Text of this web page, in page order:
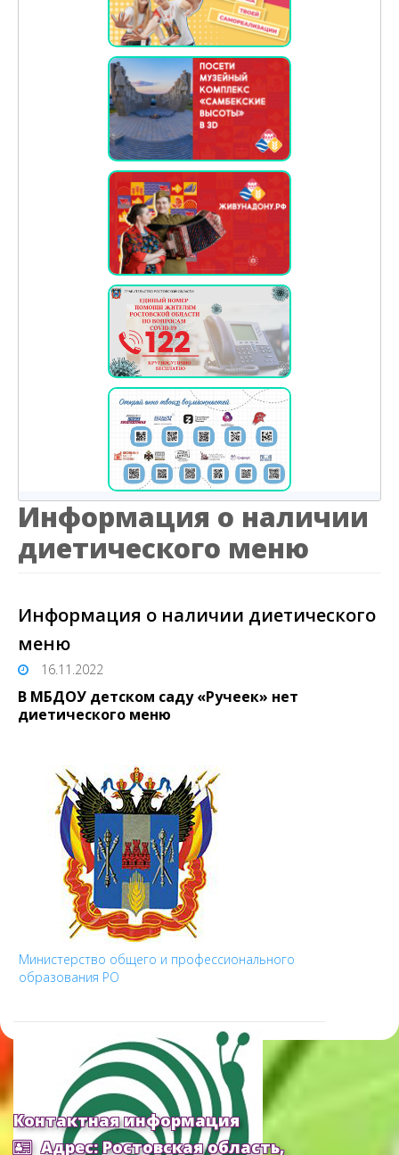
Информация о наличии
диетического меню
Информация о наличии диетического
меню
16.11.2022
В МБДОУ детском саду «Ручеек» нет
диетического меню
Министерство общего и профессионального
образования РО
Контактная информация
Адрес: Ростовская область,